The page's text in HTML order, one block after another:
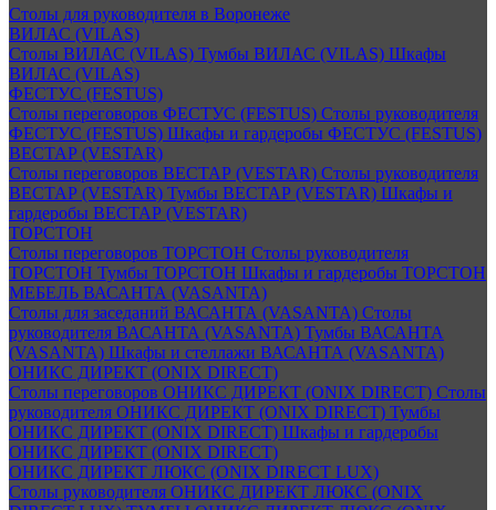
Столы для руководителя в Воронеже
ВИЛАС (VILAS)
Столы ВИЛАС (VILAS) Тумбы ВИЛАС (VILAS) Шкафы
ВИЛАС (VILAS)
ФЕСТУС (FESTUS)
Столы переговоров ФЕСТУС (FESTUS) Столы руководителя
ФЕСТУС (FESTUS) Шкафы и гардеробы ФЕСТУС (FESTUS)
ВЕСТАР (VESTAR)
Столы переговоров ВЕСТАР (VESTAR) Столы руководителя
ВЕСТАР (VESTAR) Тумбы ВЕСТАР (VESTAR) Шкафы и
гардеробы ВЕСТАР (VESTAR)
ТОРСТОН
Столы переговоров ТОРСТОН Столы руководителя
ТОРСТОН Тумбы ТОРСТОН Шкафы и гардеробы ТОРСТОН
МЕБЕЛЬ ВАСАНТА (VASANTA)
Столы для заседаний ВАСАНТА (VASANTA) Столы
руководителя ВАСАНТА (VASANTA) Тумбы ВАСАНТА
(VASANTA) Шкафы и стеллажи ВАСАНТА (VASANTA)
ОНИКС ДИРЕКТ (ONIX DIRECT)
Столы переговоров ОНИКС ДИРЕКТ (ONIX DIRECT) Столы
руководителя ОНИКС ДИРЕКТ (ONIX DIRECT) Тумбы
ОНИКС ДИРЕКТ (ONIX DIRECT) Шкафы и гардеробы
ОНИКС ДИРЕКТ (ONIX DIRECT)
ОНИКС ДИРЕКТ ЛЮКС (ONIX DIRECT LUX)
Столы руководителя ОНИКС ДИРЕКТ ЛЮКС (ONIX